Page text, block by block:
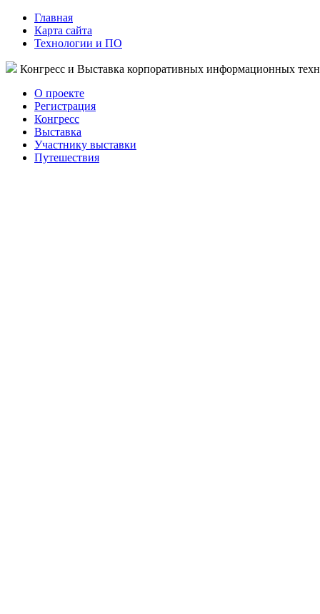
Главная
Карта сайта
Технологии и ПО
Конгресс и Выставка корпоративных информационных
О проекте
Регистрация
Конгресс
Выставка
Участнику выставки
Путешествия